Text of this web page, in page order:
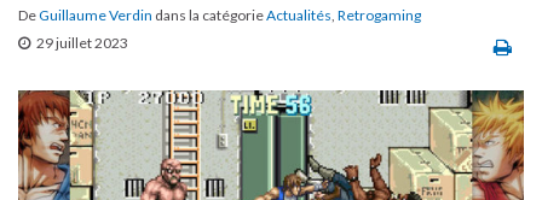
DeGuillaume Verdin dans la catégorieActualités, Retrogaming
29 juillet 2023